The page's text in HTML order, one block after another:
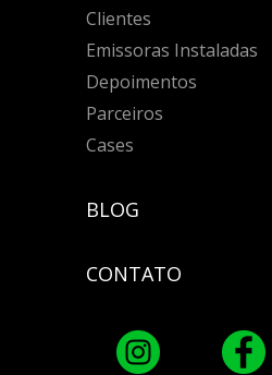
Clientes
Emissoras Instaladas
Depoimentos
Parceiros
Cases
BLOG
CONTATO